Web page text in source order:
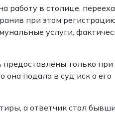
работу в столице,
при этом
услуги,
только при
она подала в суд иск о его
а ответчик стал